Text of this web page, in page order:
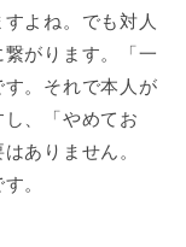
よね。でも対人
がります。「一
。それで本人が
し、「やめてお
ありません。
。